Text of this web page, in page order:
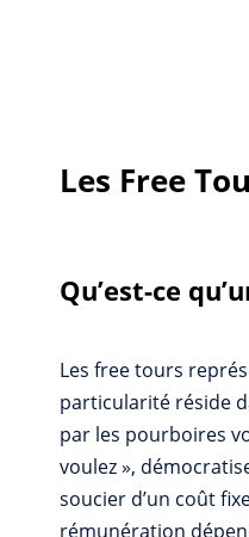
Les Free
Qu’est-ce
Les free tours
particularité réside
par les pourboires
voulez »,
soucier d’un coût
rémunération